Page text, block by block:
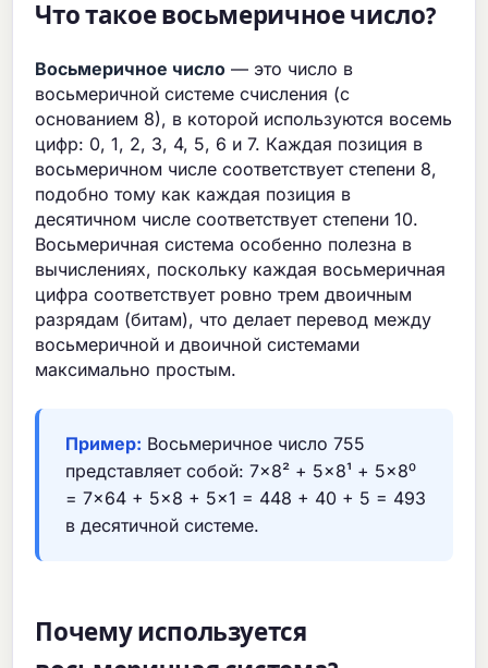
Что такое восьмеричное число?
Восьмеричное число — это число в
восьмеричной системе счисления (с
основанием 8), в которой используются восемь
цифр: 0, 1, 2, 3, 4, 5, 6 и 7. Каждая позиция в
восьмеричном числе соответствует степени 8,
подобно тому как каждая позиция в
десятичном числе соответствует степени 10.
Восьмеричная система особенно полезна в
вычислениях, поскольку каждая восьмеричная
цифра соответствует ровно трем двоичным
разрядам (битам), что делает перевод между
восьмеричной и двоичной системами
максимально простым.
Пример: Восьмеричное число 755
представляет собой: 7×8² + 5×8¹ + 5×8⁰
= 7×64 + 5×8 + 5×1 = 448 + 40 + 5 = 493
в десятичной системе.
Почему используется